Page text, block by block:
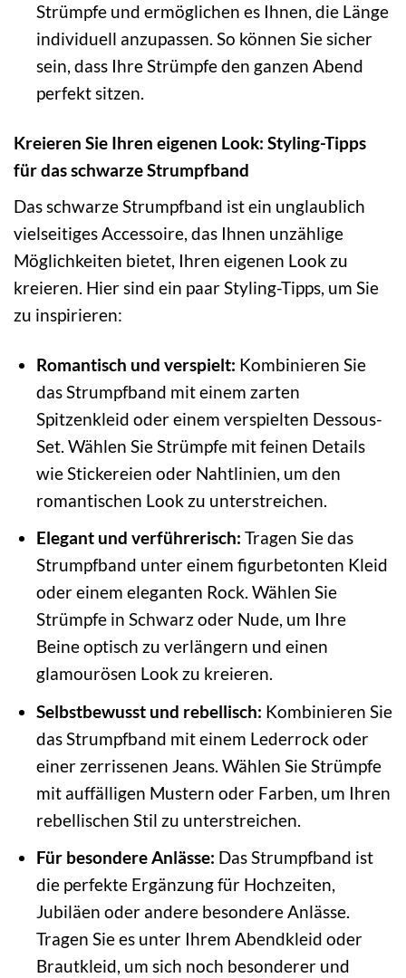
Strümpfe und ermöglichen es Ihnen, die Länge
individuell anzupassen. So können Sie sicher
sein, dass Ihre Strümpfe den ganzen Abend
perfekt sitzen.
Kreieren Sie Ihren eigenen Look: Styling-Tipps
für das schwarze Strumpfband
Das schwarze Strumpfband ist ein unglaublich
vielseitiges Accessoire, das Ihnen unzählige
Möglichkeiten bietet, Ihren eigenen Look zu
kreieren. Hier sind ein paar Styling-Tipps, um Sie
zu inspirieren:
Romantisch und verspielt: Kombinieren Sie
das Strumpfband mit einem zarten
Spitzenkleid oder einem verspielten Dessous-
Set. Wählen Sie Strümpfe mit feinen Details
wie Stickereien oder Nahtlinien, um den
romantischen Look zu unterstreichen.
Elegant und verführerisch: Tragen Sie das
Strumpfband unter einem figurbetonten Kleid
oder einem eleganten Rock. Wählen Sie
Strümpfe in Schwarz oder Nude, um Ihre
Beine optisch zu verlängern und einen
glamourösen Look zu kreieren.
Selbstbewusst und rebellisch: Kombinieren Sie
das Strumpfband mit einem Lederrock oder
einer zerrissenen Jeans. Wählen Sie Strümpfe
mit auffälligen Mustern oder Farben, um Ihren
rebellischen Stil zu unterstreichen.
Für besondere Anlässe: Das Strumpfband ist
die perfekte Ergänzung für Hochzeiten,
Jubiläen oder andere besondere Anlässe.
Tragen Sie es unter Ihrem Abendkleid oder
Brautkleid, um sich noch besonderer und